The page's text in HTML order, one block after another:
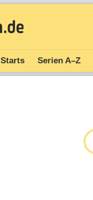
Serien A–Z